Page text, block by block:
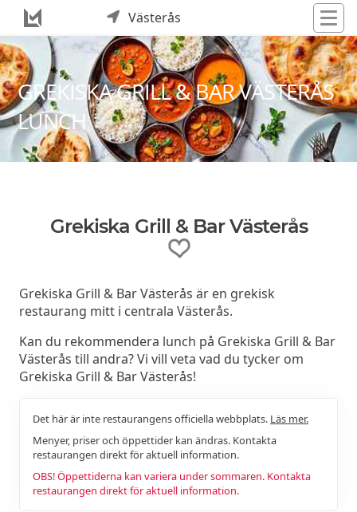
Västerås
GREKISKA GRILL & BAR VÄSTERÅS
LUNCH
Grekiska Grill & Bar Västerås
Grekiska Grill & Bar Västerås är en grekisk
restaurang mitt i centrala Västerås.
Kan du rekommendera lunch på Grekiska Grill & Bar
Västerås till andra? Vi vill veta vad du tycker om
Grekiska Grill & Bar Västerås!
Det här är inte restaurangens officiella webbplats. Läs mer.
Menyer, priser och öppettider kan ändras. Kontakta
restaurangen direkt för aktuell information.
OBS! Öppettiderna kan variera under sommaren. Kontakta
restaurangen direkt för aktuell information.